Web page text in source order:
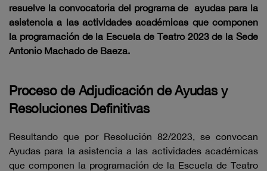
resuelve la convocatoria del programa de ayudas para la
asistencia a las actividadesacadémicas que componen
la programación de la Escuela de Teatro 2023 de la Sede
Antonio Machado de Baeza.
Proceso de Adjudicación de Ayudas y
Resoluciones Definitivas
Resultando que por Resolución 82/2023, se convocan
Ayudas para la asistencia a las actividades académicas
que componen la programación de la Escuela de Teatro